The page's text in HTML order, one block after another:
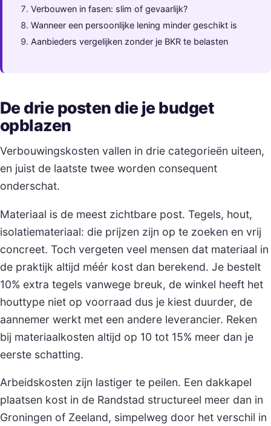
Verbouwen in fasen: slim of gevaarlijk?
Wanneer een persoonlijke lening minder geschikt is
Aanbieders vergelijken zonder je BKR te belasten
De drie posten die je budget
opblazen
Verbouwingskosten vallen in drie categorieën uiteen,
en juist de laatste twee worden consequent
onderschat.
Materiaal is de meest zichtbare post. Tegels, hout,
isolatiemateriaal: die prijzen zijn op te zoeken en vrij
concreet. Toch vergeten veel mensen dat materiaal in
de praktijk altijd méér kost dan berekend. Je bestelt
10% extra tegels vanwege breuk, de winkel heeft het
houttype niet op voorraad dus je kiest duurder, de
aannemer werkt met een andere leverancier. Reken
bij materiaalkosten altijd op 10 tot 15% meer dan je
eerste schatting.
Arbeidskosten zijn lastiger te peilen. Een dakkapel
plaatsen kost in de Randstad structureel meer dan in
Groningen of Zeeland, simpelweg door het verschil in